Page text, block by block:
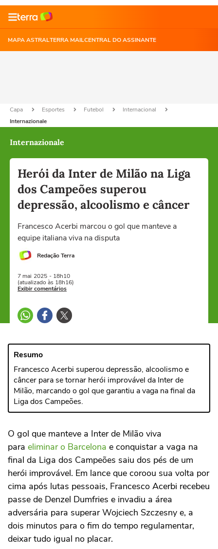
MAPA ASTRALTERRA MAILCENTRAL DO ASSINANTE
Capa Esportes Futebol
Internacional
Internazionale
Internazionale
Herói da Inter de Milão na Liga
dos Campeões superou
depressão, alcoolismo e câncer
Francesco Acerbi marcou o gol que manteve a
equipe italiana viva na disputa
Redação Terra
7 mai 2025 - 18h10
(atualizado às 18h16)
Exibir comentários
Resumo
Francesco Acerbi superou depressão, alcoolismo e
câncer para se tornar herói improvável da Inter de
Milão, marcando o gol que garantiu a vaga na final da
Liga dos Campeões.
O gol que manteve a Inter de Milão viva
para eliminar o Barcelona e conquistar a vaga na
final da Liga dos Campeões saiu dos pés de um
herói improvável. Em lance que coroou sua volta por
cima após lutas pessoais, Francesco Acerbi recebeu
passe de Denzel Dumfries e invadiu a área
adversária para superar Wojciech Szczesny e, a
dois minutos para o fim do tempo regulamentar,
deixar tudo igual no placar.